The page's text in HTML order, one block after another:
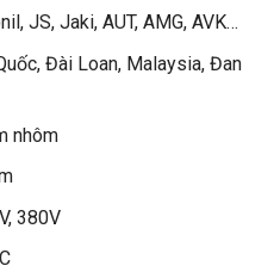
JS, Jaki, AUT, AMG, AVK…
Đài Loan, Malaysia, Đan
nhôm
380V